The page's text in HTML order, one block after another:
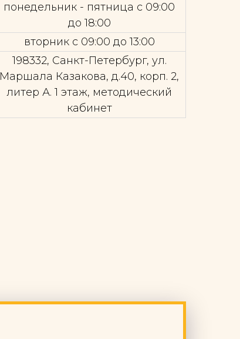
понедельник - пятница с 09:00
до 18:00
вторник с 09:00 до 13:00
198332, Санкт-Петербург, ул.
Маршала Казакова, д.40, корп. 2,
литер А. 1 этаж, методический
кабинет